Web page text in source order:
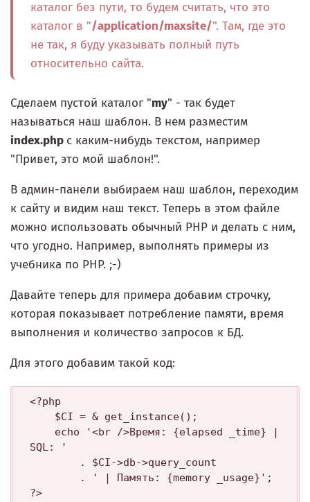
каталог без пути, то будем считать, что это
каталог в "/application/maxsite/". Там, где это
не так, я буду указывать полный путь
относительно сайта.
Сделаем пустой каталог "my" - так будет
называться наш шаблон. В нем разместим
index.php с каким-нибудь текстом, например
"Привет, это мой шаблон!".
В админ-панели выбираем наш шаблон, переходим
к сайту и видим наш текст. Теперь в этом файле
можно использовать обычный PHP и делать с ним,
что угодно. Например, выполнять примеры из
учебника по PHP. ;-)
Давайте теперь для примера добавим строчку,
которая показывает потребление памяти, время
выполнения и количество запросов к БД.
Для этого добавим такой код:
<?php
$CI = & get_instance();
echo '<br />Время: {elapsed _time} |
SQL: '
. $CI->db->query_count
. ' | Память: {memory _usage}';
?>